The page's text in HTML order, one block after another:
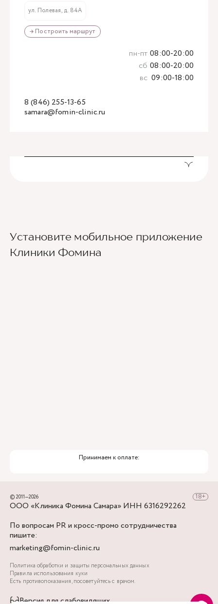
ул. Полевая, д. 84А
→ Построить маршрут
samara@fomin-clinic.ru
8 (846) 255-13-65
пн-пт 08:00-20:00
сб 08:00-20:00
вс 09:00-18:00
Установите мобильное приложение
Клиники Фомина
Принимаем к оплате:
© 2011—2026
ООО «Клиника Фомина Самара» ИНН 6316292262
По вопросам PR и кросс-промо сотрудничества
пишите:
marketing@fomin-clinic.ru
Политика обработки и защиты персональных данных
Правила использования куки
Есть противопоказания, посоветуйтесь с врачом.
Версия для слабовидящих